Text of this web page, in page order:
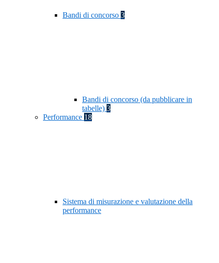
Bandi di concorso 3
Bandi di concorso (da pubblicare in
tabelle) 3
Performance 18
Sistema di misurazione e valutazione della
performance